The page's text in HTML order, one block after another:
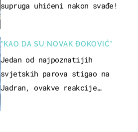
supruga uhićeni nakon svađe!
"KAO DA SU NOVAK ĐOKOVIĆ"
Jedan od najpoznatijih
svjetskih parova stigao na
Jadran, ovakve reakcije